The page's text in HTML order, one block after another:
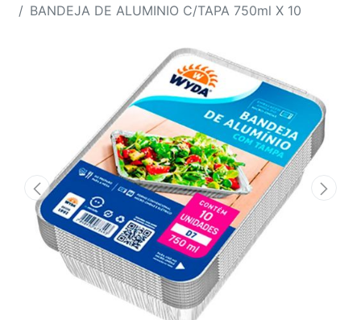
BANDEJA DE ALUMINIO C/TAPA 750ml X 10